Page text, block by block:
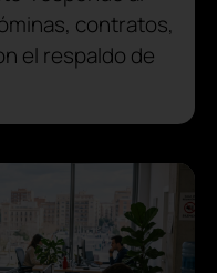
contratos,
el respaldo de